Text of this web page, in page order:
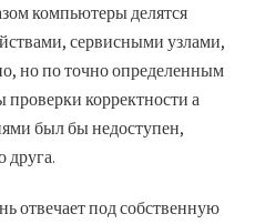
компьютеры делятся
сервисными узлами,
но по точно определенным
корректности а
был бы недоступен,
друга.
отвечает под собственную